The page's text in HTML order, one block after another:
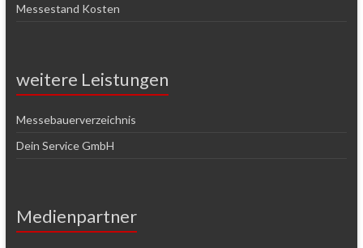
Messestand Kosten
weitere Leistungen
Messebauerverzeichnis
Dein Service GmbH
Medienpartner